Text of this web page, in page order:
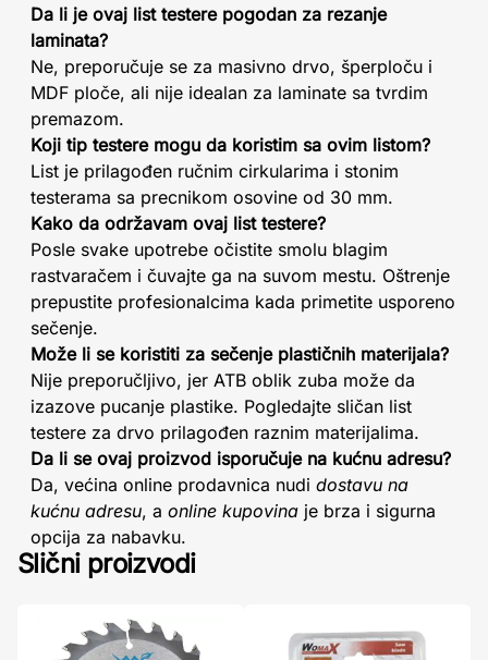
Da li je ovaj list testere pogodan za rezanje
laminata?
Ne, preporučuje se za masivno drvo, šperploču i
MDF ploče, ali nije idealan za laminate sa tvrdim
premazom.
Koji tip testere mogu da koristim sa ovim listom?
List je prilagođen ručnim cirkularima i stonim
testerama sa precnikom osovine od 30 mm.
Kako da održavam ovaj list testere?
Posle svake upotrebe očistite smolu blagim
rastvaračem i čuvajte ga na suvom mestu. Oštrenje
prepustite profesionalcima kada primetite usporeno
sečenje.
Može li se koristiti za sečenje plastičnih materijala?
Nije preporučljivo, jer ATB oblik zuba može da
izazove pucanje plastike. Pogledajte sličan list
testere za drvo prilagođen raznim materijalima.
Da li se ovaj proizvod isporučuje na kućnu adresu?
Da, većina online prodavnica nudi dostavu na
kućnu adresu, a online kupovina je brza i sigurna
opcija za nabavku.
Slični proizvodi